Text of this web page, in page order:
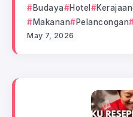
Budaya Hotel Kerajaan
Makanan
Pelancongan
May 7, 2026